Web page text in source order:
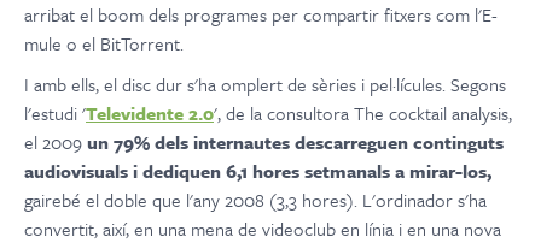
arribat el boom dels programes per compartir fitxers com l'E-
mule o el BitTorrent.
I amb ells, el disc dur s'ha omplert de sèries i pel·lícules. Segons
l'estudi 'Televidente 2.0', de la consultora The cocktail analysis,
el 2009un 79% dels internautes descarreguen continguts
audiovisuals i dediquen 6,1 hores setmanals a mirar-los,
gairebé el doble que l'any 2008 (3,3 hores). L'ordinador s'ha
convertit, així, en una mena de videoclub en línia i en una nova